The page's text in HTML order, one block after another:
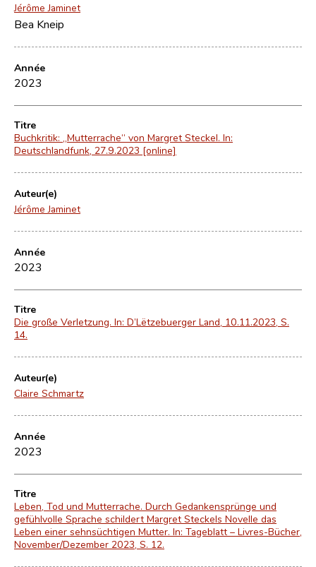
Jérôme Jaminet
Bea Kneip
Année
2023
Titre
Buchkritik: „Mutterrache“ von Margret Steckel. In:
Deutschlandfunk, 27.9.2023 [online]
Auteur(e)
Jérôme Jaminet
Année
2023
Titre
Die große Verletzung. In: D’Lëtzebuerger Land, 10.11.2023, S.
14.
Auteur(e)
Claire Schmartz
Année
2023
Titre
Leben, Tod und Mutterrache. Durch Gedankensprünge und
gefühlvolle Sprache schildert Margret Steckels Novelle das
Leben einer sehnsüchtigen Mutter. In: Tageblatt – Livres-Bücher,
November/Dezember 2023, S. 12.